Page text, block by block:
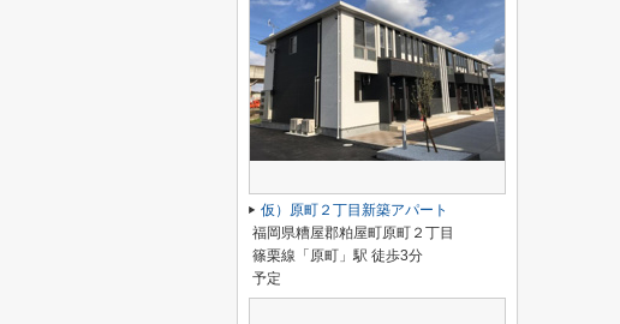
仮）原町２丁目新築アパート
福岡県糟屋郡粕屋町原町２丁目
篠栗線「原町」駅 徒歩3分
予定